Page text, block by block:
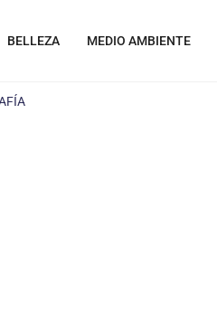
BELLEZA MEDIO AMBIENTE